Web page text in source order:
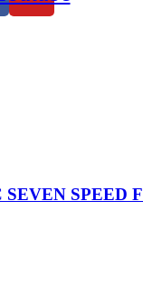
SPEED